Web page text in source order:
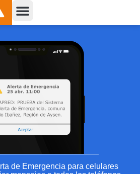
de Emergencia para celulares